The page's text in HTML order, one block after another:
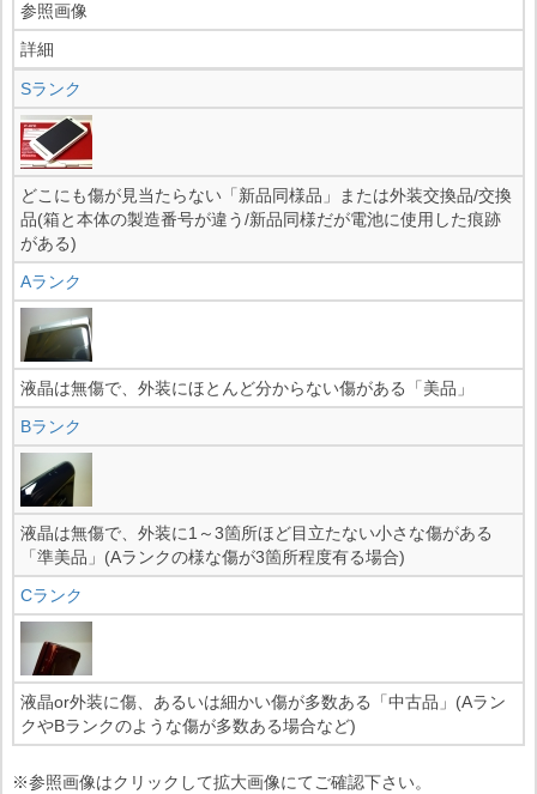
参照画像
詳細
Sランク
どこにも傷が見当たらない「新品同様品」または外装交換品/交換
品(箱と本体の製造番号が違う/新品同様だが電池に使用した痕跡
がある)
Aランク
液晶は無傷で、外装にほとんど分からない傷がある「美品」
Bランク
液晶は無傷で、外装に1～3箇所ほど目立たない小さな傷がある
「準美品」(Aランクの様な傷が3箇所程度有る場合)
Cランク
液晶or外装に傷、あるいは細かい傷が多数ある「中古品」(Aラン
クやBランクのような傷が多数ある場合など)
※参照画像はクリックして拡大画像にてご確認下さい。